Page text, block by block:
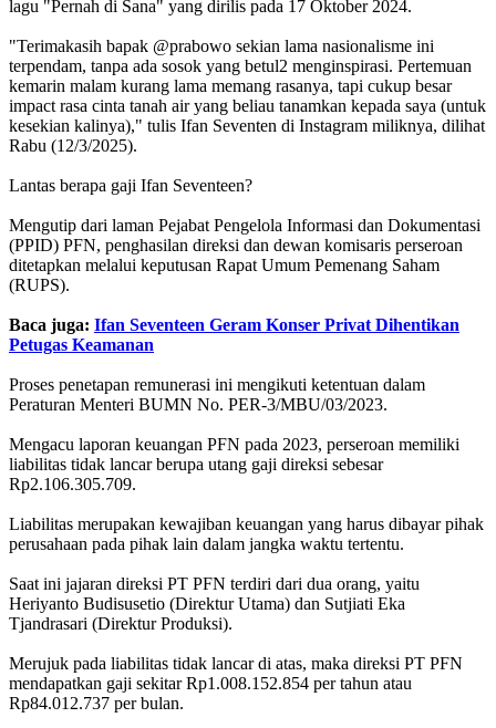
lagu "Pernah di Sana" yang dirilis pada 17 Oktober 2024.
"Terimakasih bapak @prabowo sekian lama nasionalisme ini
terpendam, tanpa ada sosok yang betul2 menginspirasi. Pertemuan
kemarin malam kurang lama memang rasanya, tapi cukup besar
impact rasa cinta tanah air yang beliau tanamkan kepada saya (untuk
kesekian kalinya)," tulis Ifan Seventen di Instagram miliknya, dilihat
Rabu (12/3/2025).
Lantas berapa gaji Ifan Seventeen?
Mengutip dari laman Pejabat Pengelola Informasi dan Dokumentasi
(PPID) PFN, penghasilan direksi dan dewan komisaris perseroan
ditetapkan melalui keputusan Rapat Umum Pemenang Saham
(RUPS).
Baca juga: Ifan Seventeen Geram Konser Privat Dihentikan
Petugas Keamanan
Proses penetapan remunerasi ini mengikuti ketentuan dalam
Peraturan Menteri BUMN No. PER-3/MBU/03/2023.
Mengacu laporan keuangan PFN pada 2023, perseroan memiliki
liabilitas tidak lancar berupa utang gaji direksi sebesar
Rp2.106.305.709.
Liabilitas merupakan kewajiban keuangan yang harus dibayar pihak
perusahaan pada pihak lain dalam jangka waktu tertentu.
Saat ini jajaran direksi PT PFN terdiri dari dua orang, yaitu
Heriyanto Budisusetio (Direktur Utama) dan Sutjiati Eka
Tjandrasari (Direktur Produksi).
Merujuk pada liabilitas tidak lancar di atas, maka direksi PT PFN
mendapatkan gaji sekitar Rp1.008.152.854 per tahun atau
Rp84.012.737 per bulan.